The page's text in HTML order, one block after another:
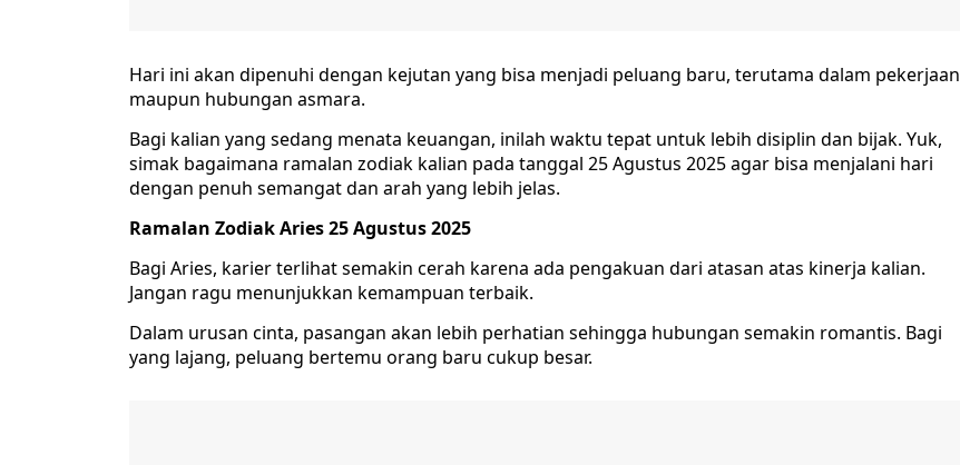
Hari ini akan dipenuhi dengan kejutan yang bisa menjadi peluang baru, terutama dalam pekerjaan
maupun hubungan asmara.
Bagi kalian yang sedang menata keuangan, inilah waktu tepat untuk lebih disiplin dan bijak. Yuk,
simak bagaimana ramalan zodiak kalian pada tanggal 25 Agustus 2025 agar bisa menjalani hari
dengan penuh semangat dan arah yang lebih jelas.
Ramalan Zodiak Aries 25 Agustus 2025
Bagi Aries, karier terlihat semakin cerah karena ada pengakuan dari atasan atas kinerja kalian.
Jangan ragu menunjukkan kemampuan terbaik.
Dalam urusan cinta, pasangan akan lebih perhatian sehingga hubungan semakin romantis. Bagi
yang lajang, peluang bertemu orang baru cukup besar.